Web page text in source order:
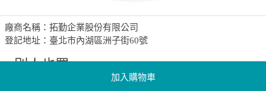
加入購物車
廠商名稱：拓勤企業股份有限公司
登記地址：臺北市內湖區洲子街60號
別人也買